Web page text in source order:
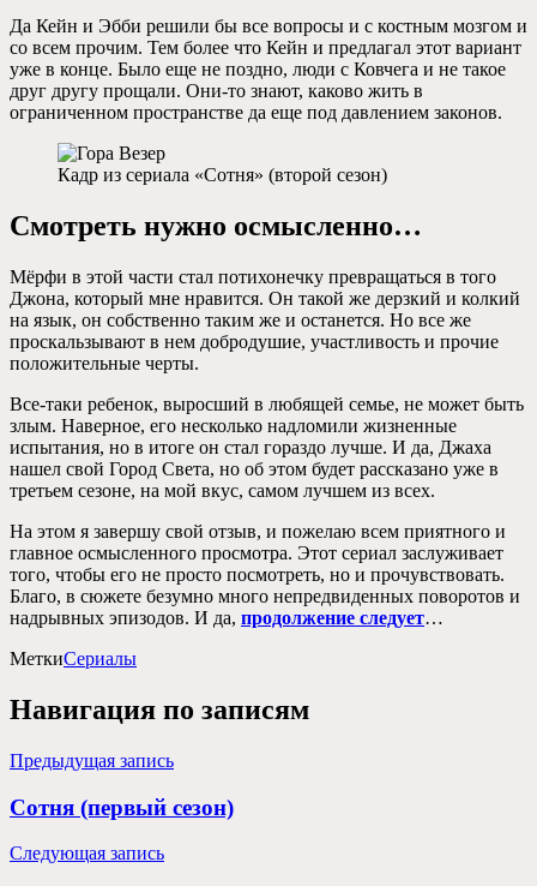
Да Кейн и Эбби решили бы все вопросы и с костным мозгом и
со всем прочим. Тем более что Кейн и предлагал этот вариант
уже в конце. Было еще не поздно, люди с Ковчега и не такое
друг другу прощали. Они-то знают, каково жить в
ограниченном пространстве да еще под давлением законов.
Кадр из сериала «Сотня» (второй сезон)
Смотреть нужно осмысленно…
Мёрфи в этой части стал потихонечку превращаться в того
Джона, который мне нравится. Он такой же дерзкий и колкий
на язык, он собственно таким же и останется. Но все же
проскальзывают в нем добродушие, участливость и прочие
положительные черты.
Все-таки ребенок, выросший в любящей семье, не может быть
злым. Наверное, его несколько надломили жизненные
испытания, но в итоге он стал гораздо лучше. И да, Джаха
нашел свой Город Света, но об этом будет рассказано уже в
третьем сезоне, на мой вкус, самом лучшем из всех.
На этом я завершу свой отзыв, и пожелаю всем приятного и
главное осмысленного просмотра. Этот сериал заслуживает
того, чтобы его не просто посмотреть, но и прочувствовать.
Благо, в сюжете безумно много непредвиденных поворотов и
надрывных эпизодов. И да, продолжение следует…
МеткиСериалы
Навигация по записям
Предыдущая запись
Сотня (первый сезон)
Следующая запись